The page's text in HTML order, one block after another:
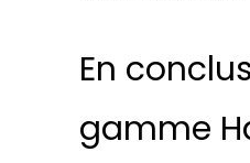
En
gamme